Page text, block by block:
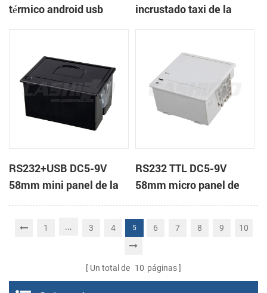
térmico android usb
incrustado taxi de la
RS232+USB DC5-9V
58mm mini panel de la
impresora térmica de
RS232 TTL DC5-9V
58mm micro panel de
montaje de la impresora
térmica de recibos de la
máquina
1 ... 3 4 5 6 7 8 9 10
Un total de 10 páginas